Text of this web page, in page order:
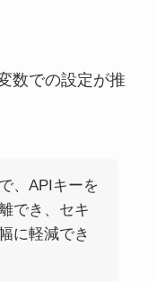
数での設定が推
、APIキーを
でき、セキ
に軽減でき